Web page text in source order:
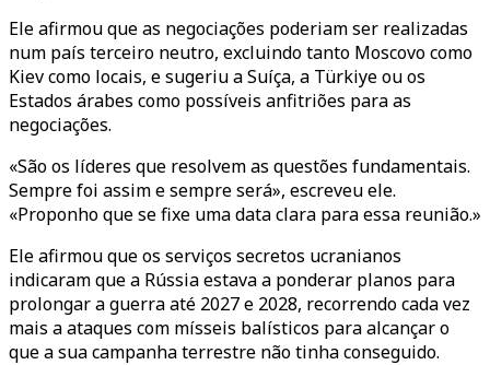
Ele afirmou que as negociações poderiam ser realizadas
num país terceiro neutro, excluindo tanto Moscovo como
Kiev como locais, e sugeriu a Suíça, a Türkiye ou os
Estados árabes como possíveis anfitriões para as
negociações.
«São os líderes que resolvem as questões fundamentais.
Sempre foi assim e sempre será», escreveu ele.
«Proponho que se fixe uma data clara para essa reunião.»
Ele afirmou que os serviços secretos ucranianos
indicaram que a Rússia estava a ponderar planos para
prolongar a guerra até 2027 e 2028, recorrendo cada vez
mais a ataques com mísseis balísticos para alcançar o
que a sua campanha terrestre não tinha conseguido.